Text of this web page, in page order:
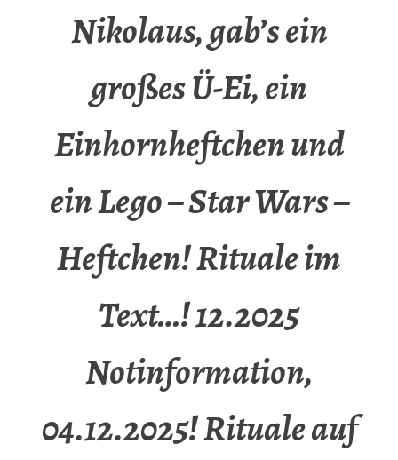
Nikolaus, gab’s ein
großes Ü-Ei, ein
Einhornheftchen und
ein Lego – Star Wars –
Heftchen! Rituale im
Text…! 12.2025
Notinformation,
04.12.2025! Rituale auf